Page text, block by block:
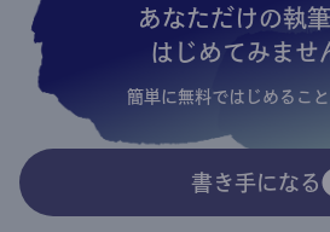
あなただけの執
はじめてみませ
簡単に無料ではじめるこ
書き手になる